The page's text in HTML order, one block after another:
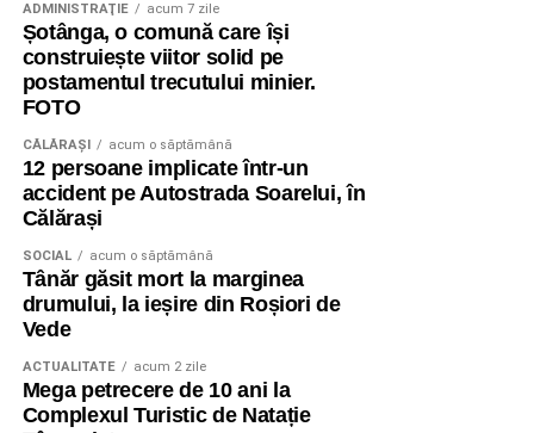
ADMINISTRAŢIE acum 7 zile
Șotânga, o comună care își
construiește viitor solid pe
postamentul trecutului minier.
FOTO
CĂLĂRAŞI acum o săptămână
12 persoane implicate într-un
accident pe Autostrada Soarelui, în
Călărași
SOCIAL acum o săptămână
Tânăr găsit mort la marginea
drumului, la ieșire din Roșiori de
Vede
ACTUALITATE acum 2 zile
Mega petrecere de 10 ani la
Complexul Turistic de Natație